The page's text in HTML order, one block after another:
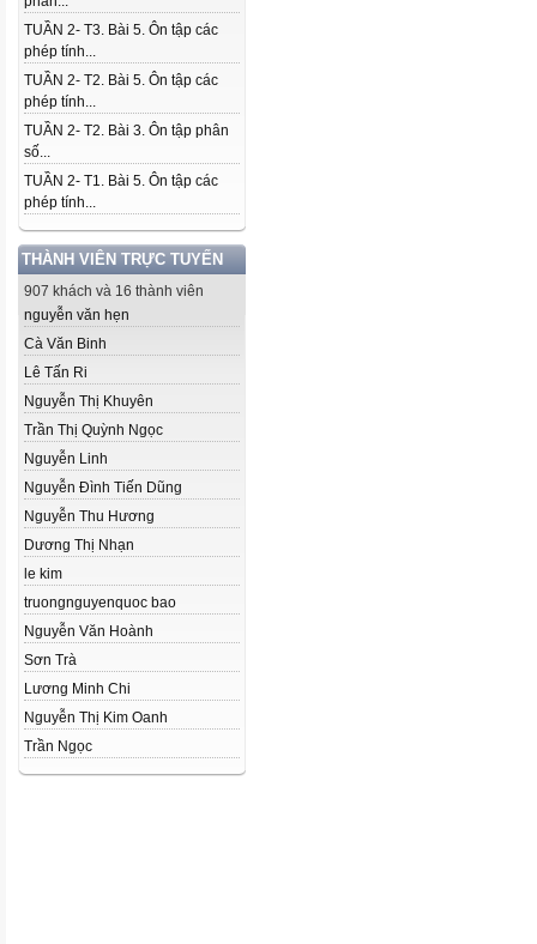
TUẦN 2- T3. Bài 5. Ôn tập các
phép tính...
TUẦN 2- T2. Bài 5. Ôn tập các
phép tính...
TUẦN 2- T2. Bài 3. Ôn tập phân
số...
TUẦN 2- T1. Bài 5. Ôn tập các
phép tính...
THÀNH VIÊN TRỰC TUYẾN
907 khách và 16 thành viên
nguyễn văn hẹn
Cà Văn Binh
Lê Tấn Ri
Nguyễn Thị Khuyên
Trần Thị Quỳnh Ngọc
Nguyễn Linh
Nguyễn Đình Tiến Dũng
Nguyễn Thu Hương
Dương Thị Nhạn
le kim
truongnguyenquoc bao
Nguyễn Văn Hoành
Sơn Trà
Lương Minh Chi
Nguyễn Thị Kim Oanh
Trần Ngọc